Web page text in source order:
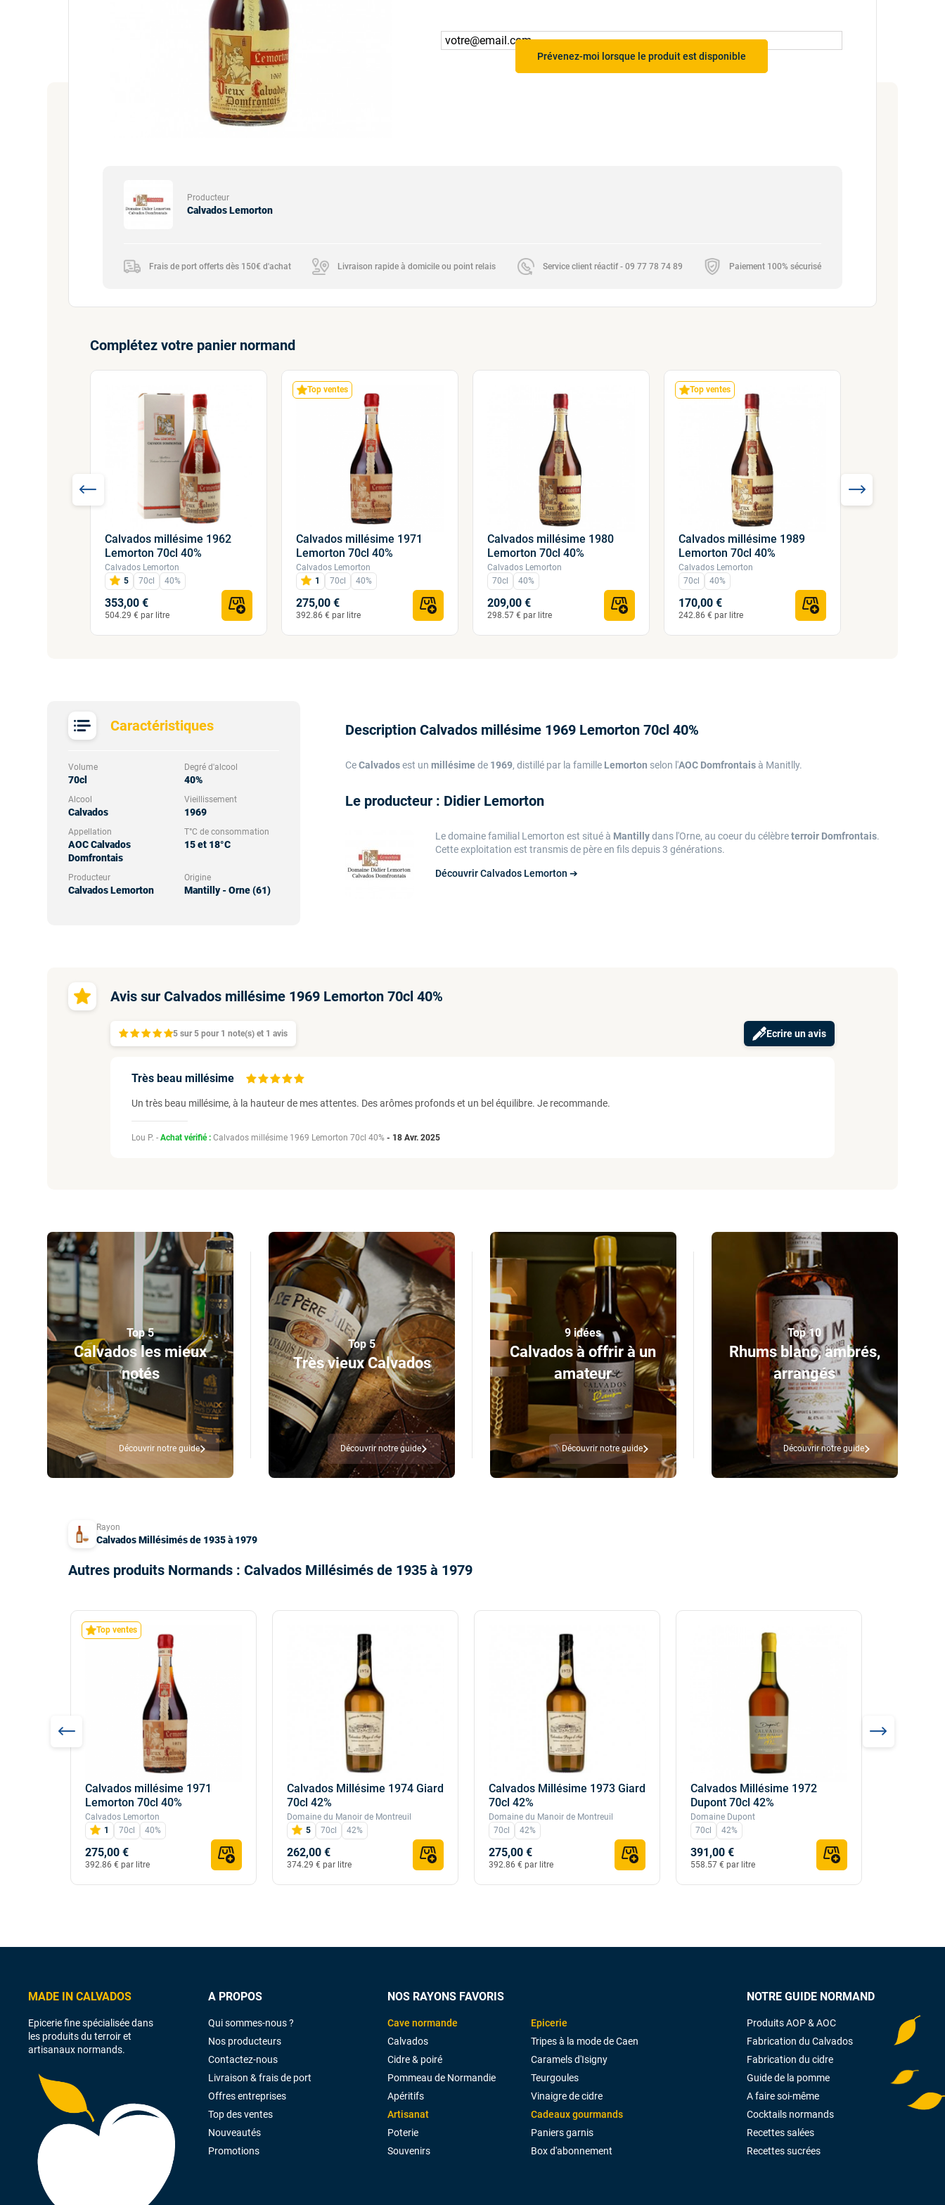
Prévenez-moi lorsque le produit est disponible
Producteur
Calvados Lemorton
Frais de port offerts dès 150€ d'achat Livraison rapide à domicile ou point relais Service client réactif - 09 77 78 74 89 Paiement 100% sécurisé
Complétez votre panier normand
Calvados millésime 1962
Lemorton 70cl 40%
Calvados Lemorton
5
70cl 40%
353,00 €
504.29 € par litre
Top ventes
Calvados millésime 1971
Lemorton 70cl 40%
Calvados Lemorton
1
70cl 40%
275,00 €
392.86 € par litre
Calvados millésime 1980
Lemorton 70cl 40%
Calvados Lemorton
70cl
40%
209,00 €
298.57 € par litre
Top ventes
Calvados millésime 1989
Lemorton 70cl 40%
Calvados Lemorton
70cl
40%
170,00 €
242.86 € par litre
Caractéristiques
Volume
70cl
Degré d'alcool
40%
Alcool
Calvados
Vieillissement
1969
Appellation
AOC Calvados
Domfrontais
T°C de consommation
15 et 18°C
Producteur
Calvados Lemorton
Origine
Mantilly - Orne (61)
Description Calvados millésime 1969 Lemorton 70cl 40%
CeCalvadosest un millésime de 1969, distillé par la famille Lemorton selon l'AOC Domfrontaisà Manitlly.
Le producteur : Didier Lemorton
Le domaine familial Lemorton est situé à Mantillydans l'Orne, au coeur du célèbreterroir Domfrontais.
Cette exploitation est transmis de père en fils depuis 3 générations.
Découvrir Calvados Lemorton ➔
Avis sur Calvados millésime 1969 Lemorton 70cl 40%
5 sur 5 pour 1note(s) et 1avis Ecrire un avis
Très beau millésime
Un très beau millésime, à la hauteur de mes attentes. Des arômes profonds et un bel équilibre. Je recommande.
Lou P. -Achat vérifié : Calvados millésime 1969 Lemorton 70cl 40% - 18 Avr. 2025
Top 5
Calvados les mieux
notés
Découvrir notre guide
Top 5
Très vieux Calvados
Découvrir notre guide
9 idées
Calvados à offrir à un
amateur
Découvrir notre guide
Top 10
Rhums blanc, ambrés,
arrangés
Découvrir notre guide
Rayon
Calvados Millésimés de 1935 à 1979
Autres produits Normands : Calvados Millésimés de 1935 à 1979
Top ventes
Calvados millésime 1971
Lemorton 70cl 40%
Calvados Lemorton
1
70cl 40%
275,00 €
392.86 € par litre
Calvados Millésime 1974 Giard
70cl 42%
Domaine du Manoir de Montreuil
5
70cl 42%
262,00 €
374.29 € par litre
Calvados Millésime 1973 Giard
70cl 42%
Domaine du Manoir de Montreuil
70cl
42%
275,00 €
392.86 € par litre
Calvados Millésime 1972
Dupont 70cl 42%
Domaine Dupont
70cl
42%
391,00 €
558.57 € par litre
MADE IN CALVADOS
Epicerie fine spécialisée dans
les produits du terroir et
artisanaux normands.
A PROPOS
Qui sommes-nous ?
Nos producteurs
Contactez-nous
Livraison & frais de port
Offres entreprises
Top des ventes
Nouveautés
Promotions
NOS RAYONS FAVORIS
Cave normande
Calvados
Cidre & poiré
Pommeau de Normandie
Apéritifs
Artisanat
Poterie
Souvenirs
Epicerie
Tripes à la mode de Caen
Caramels d'Isigny
Teurgoules
Vinaigre de cidre
Cadeaux gourmands
Paniers garnis
Box d'abonnement
NOTRE GUIDE NORMAND
Produits AOP & AOC
Fabrication du Calvados
Fabrication du cidre
Guide de la pomme
A faire soi-même
Cocktails normands
Recettes salées
Recettes sucrées